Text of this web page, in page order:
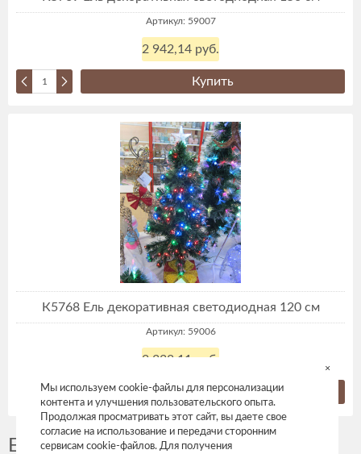
Артикул: 59007
2 942,14 руб.
Купить
К5768 Ель декоративная светодиодная 120 см
Артикул: 59006
2 338,11 руб.
Купить
Елочки декоративные новогодние
Мы используем cookie-файлы для персонализации
контента и улучшения пользовательского опыта.
Продолжая просматривать этот сайт, вы даете свое
согласие на использование и передачи сторонним
сервисам cookie-файлов. Для получения
×